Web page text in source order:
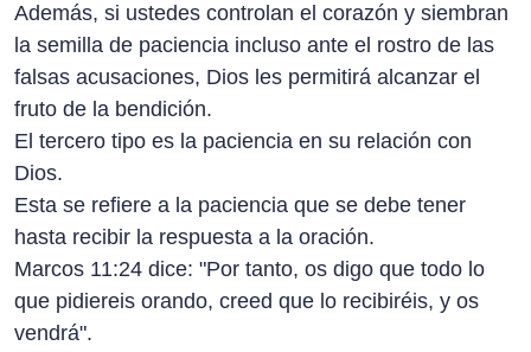
Además, si ustedes controlan el corazón y siembran
la semilla de paciencia incluso ante el rostro de las
falsas acusaciones, Dios les permitirá alcanzar el
fruto de la bendición.
El tercero tipo es la paciencia en su relación con
Dios.
Esta se refiere a la paciencia que se debe tener
hasta recibir la respuesta a la oración.
Marcos 11:24 dice: "Por tanto, os digo que todo lo
que pidiereis orando, creed que lo recibiréis, y os
vendrá".